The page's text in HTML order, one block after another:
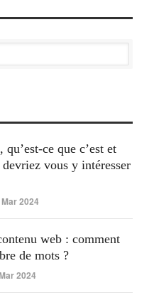
ce que c’est et
vous y intéresser
2024
web : comment
de mots ?
2024